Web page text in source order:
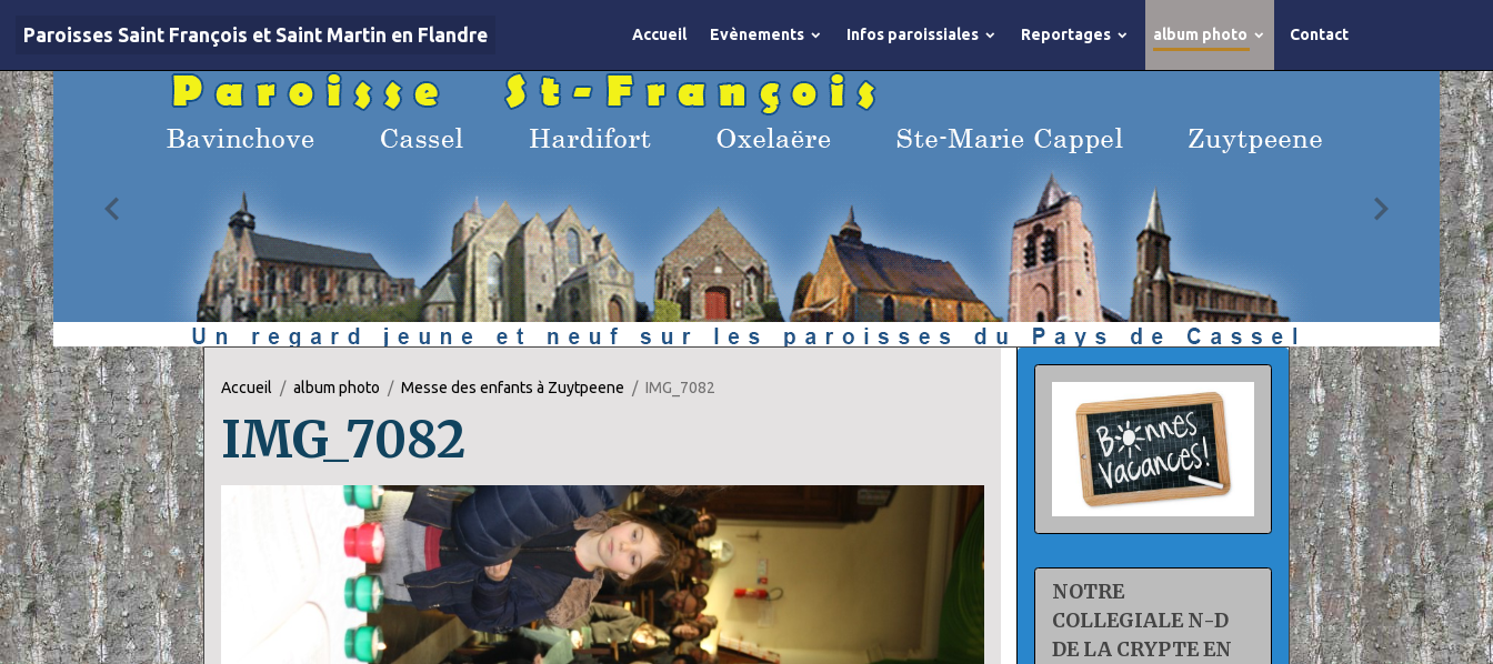
Paroisses Saint François et Saint Martin en Flandre Accueil Evènements Infos paroissiales Reportages album photo Contact
Accueil album photo Messe des enfants à Zuytpeene IMG_7082
IMG_7082
NOTRE
COLLEGIALE N-D
DE LA CRYPTE EN